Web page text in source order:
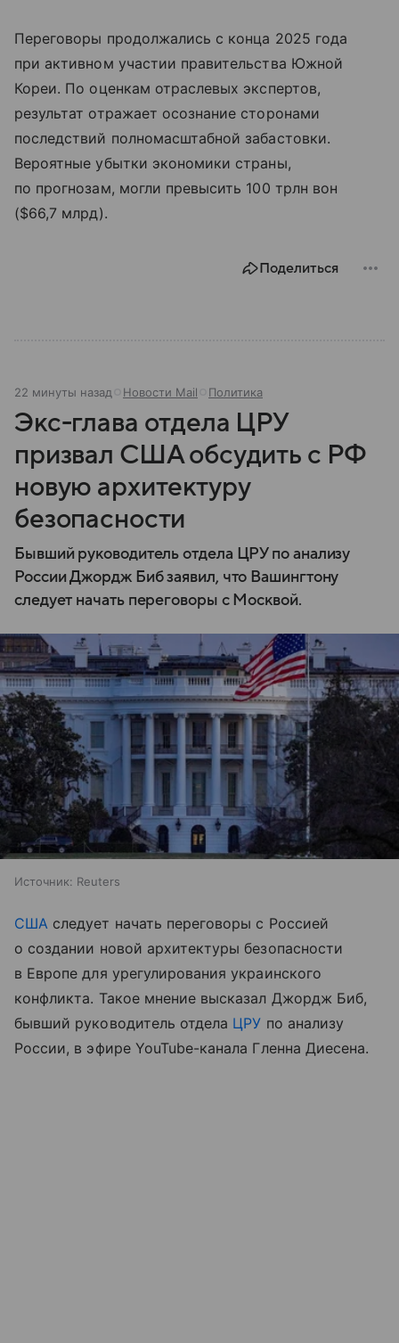
Переговоры продолжались с конца 2025 года
при активном участии правительства Южной
Кореи. По оценкам отраслевых экспертов,
результат отражает осознание сторонами
последствий полномасштабной забастовки.
Вероятные убытки экономики страны,
по прогнозам, могли превысить 100 трлн вон
($66,7 млрд).
Поделиться
22 минуты назад Новости Mail Политика
Экс-глава отдела ЦРУ
призвал США обсудить с РФ
новую архитектуру
безопасности
Бывший руководитель отдела ЦРУ по анализу
России Джордж Биб заявил, что Вашингтону
следует начать переговоры с Москвой.
Источник: Reuters
США следует начать переговоры с Россией
о создании новой архитектуры безопасности
в Европе для урегулирования украинского
конфликта. Такое мнение высказал Джордж Биб,
бывший руководитель отдела ЦРУ по анализу
России, в эфире YouTube-канала Гленна Диесена.